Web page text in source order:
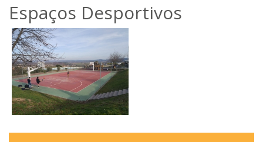
Espaços Desportivos